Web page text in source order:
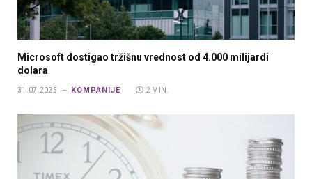
Microsoft dostigao tržišnu vrednost od 4.000 milijardi
dolara
31.07.2025. KOMPANIJE 2 MIN.